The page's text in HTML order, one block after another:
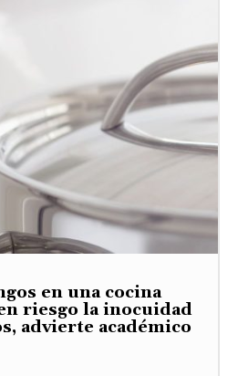
en una cocina
riesgo la inocuidad
advierte académico